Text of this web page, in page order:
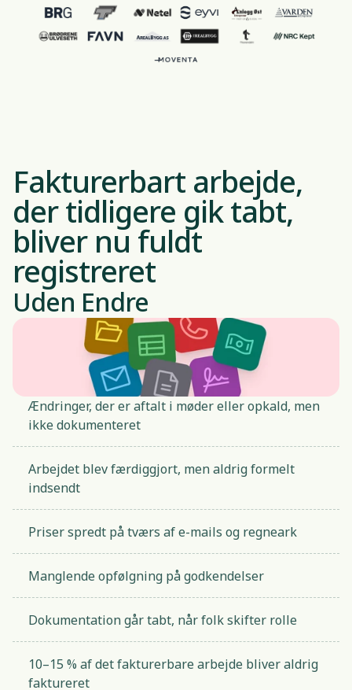
Fakturerbart arbejde,
der tidligere gik tabt,
bliver nu fuldt
registreret
Uden Endre
Ændringer, der er aftalt i møder eller opkald, men
ikke dokumenteret
Arbejdet blev færdiggjort, men aldrig formelt
indsendt
Priser spredt på tværs af e-mails og regneark
Manglende opfølgning på godkendelser
Dokumentation går tabt, når folk skifter rolle
10–15 % af det fakturerbare arbejde bliver aldrig
faktureret